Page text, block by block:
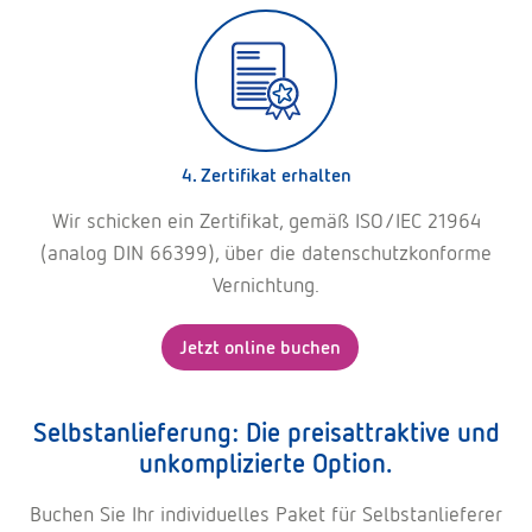
4. Zertifikat erhalten
Wir schicken ein Zertifikat, gemäß ISO/IEC 21964
(analog DIN 66399), über die datenschutzkonforme
Vernichtung.
Jetzt online buchen
Selbstanlieferung: Die preisattraktive und
unkomplizierte Option.
Buchen Sie Ihr individuelles Paket für Selbstanlieferer